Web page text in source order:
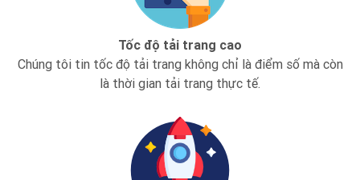
Tốc độ tải trang cao
Chúng tôi tin tốc độ tải trang không chỉ là điểm số mà còn
là thời gian tải trang thực tế.